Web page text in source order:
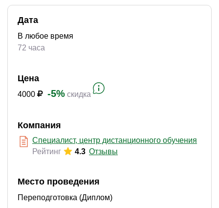
Дата
В любое время
72 часа
Цена
4000 -5% скидка
Компания
Специалист, центр дистанционного обучения
Рейтинг
4.3 Отзывы
Место проведения
Переподготовка (Диплом)